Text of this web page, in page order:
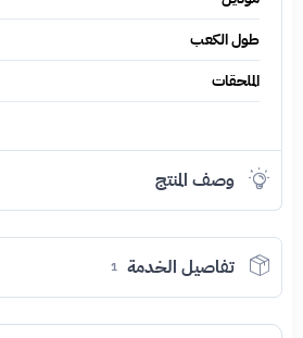
طول الكعب
الملحقات
وصف المنتج
تفاصيل الخدمة 1